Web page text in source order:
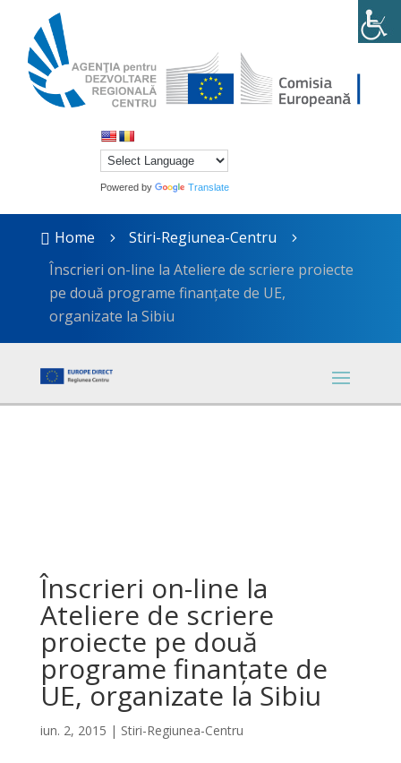
Powered by Translate
 Home 5 Stiri-Regiunea-Centru 5
Înscrieri on-line la Ateliere de scriere proiecte
pe două programe finanțate de UE,
organizate la Sibiu
Înscrieri on-line la
Ateliere de scriere
proiecte pe două
programe finanțate de
UE, organizate la Sibiu
iun. 2, 2015 | Stiri-Regiunea-Centru